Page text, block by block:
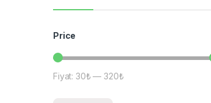
Price
En düşük fiyat
En yüksek fiyat
Fiyat:30₺—320₺